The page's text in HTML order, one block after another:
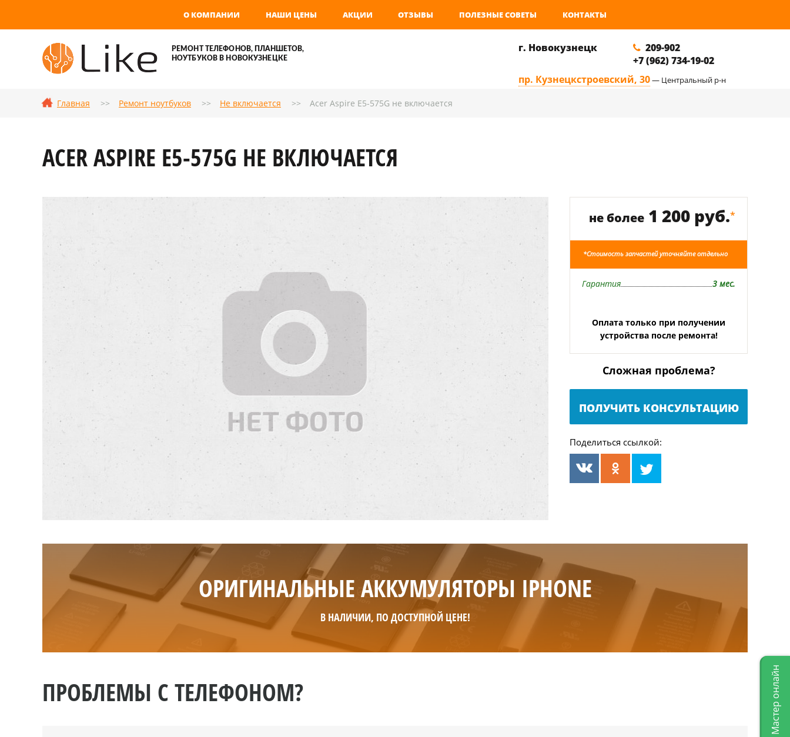
О КОМПАНИИ НАШИ ЦЕНЫ АКЦИИ ОТЗЫВЫ ПОЛЕЗНЫЕ СОВЕТЫ КОНТАКТЫ
РЕМОНТ ТЕЛЕФОНОВ, ПЛАНШЕТОВ,
НОУТБУКОВ В НОВОКУЗНЕЦКЕ
г. Новокузнецк
209-902
+7 (962) 734-19-02
пр. Кузнецкстроевский, 30— Центральный р-н
Главная Ремонт ноутбуков Не включается Acer Aspire E5-575G не включается
ACER ASPIRE E5-575G НЕ ВКЛЮЧАЕТСЯ
не более 1 200 руб.*
*Стоимость запчастей уточняйте отдельно
Гарантия 3 мес.
Оплата только при получении
устройства после ремонта!
Сложная проблема?
ПОЛУЧИТЬ КОНСУЛЬТАЦИЮ
Поделиться ссылкой:
ОРИГИНАЛЬНЫЕ АККУМУЛЯТОРЫ IPHONE
В НАЛИЧИИ, ПО ДОСТУПНОЙ ЦЕНЕ!
ПРОБЛЕМЫ С ТЕЛЕФОНОМ? Мастер онлайн